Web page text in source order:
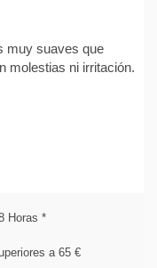
muy suaves que
molestias ni irritación.
Horas *
a 65 €